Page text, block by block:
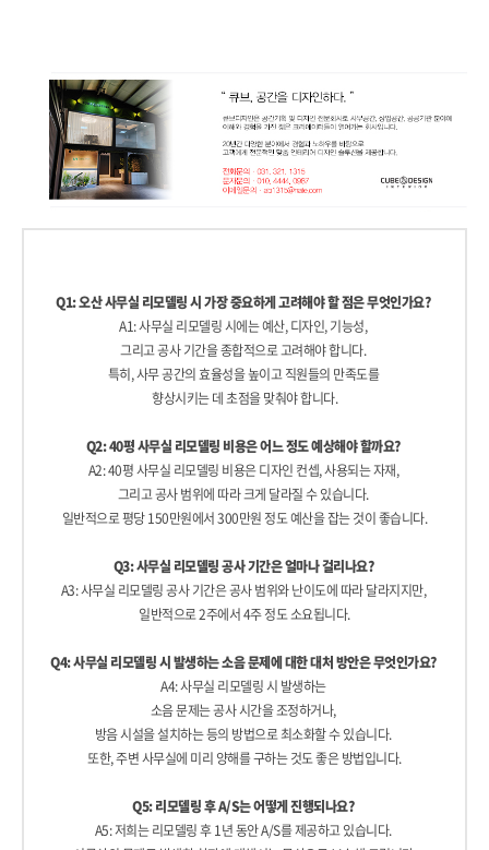
Q1: 오산 사무실 리모델링 시 가장 중요하게 고려해야 할 점은 무엇인가요?
A1: 사무실 리모델링 시에는 예산, 디자인, 기능성,
그리고 공사 기간을 종합적으로 고려해야 합니다.
특히, 사무 공간의 효율성을 높이고 직원들의 만족도를
향상시키는 데 초점을 맞춰야 합니다.
Q2: 40평 사무실 리모델링 비용은 어느 정도 예상해야 할까요?
A2: 40평 사무실 리모델링 비용은 디자인 컨셉, 사용되는 자재,
그리고 공사 범위에 따라 크게 달라질 수 있습니다.
일반적으로 평당 150만원에서 300만원 정도 예산을 잡는 것이 좋습니다.
Q3: 사무실 리모델링 공사 기간은 얼마나 걸리나요?
A3: 사무실 리모델링 공사 기간은 공사 범위와 난이도에 따라 달라지지만,
일반적으로 2주에서 4주 정도 소요됩니다.
Q4: 사무실 리모델링 시 발생하는 소음 문제에 대한 대처 방안은 무엇인가요?
A4: 사무실 리모델링 시 발생하는
소음 문제는 공사 시간을 조정하거나,
방음 시설을 설치하는 등의 방법으로최소화할 수 있습니다.
또한, 주변 사무실에 미리 양해를 구하는 것도 좋은 방법입니다.
Q5: 리모델링 후 A/S는 어떻게 진행되나요?
A5: 저희는 리모델링 후 1년 동안 A/S를 제공하고 있습니다.